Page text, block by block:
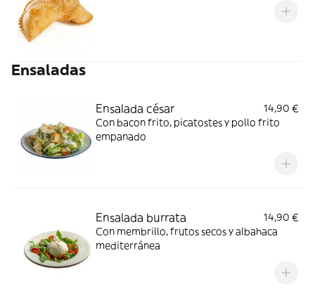
Ensaladas
Ensalada césar
14,90 €
Con bacon frito, picatostes y pollo frito
empanado
Ensalada burrata
14,90 €
Con membrillo, frutos secos y albahaca
mediterránea